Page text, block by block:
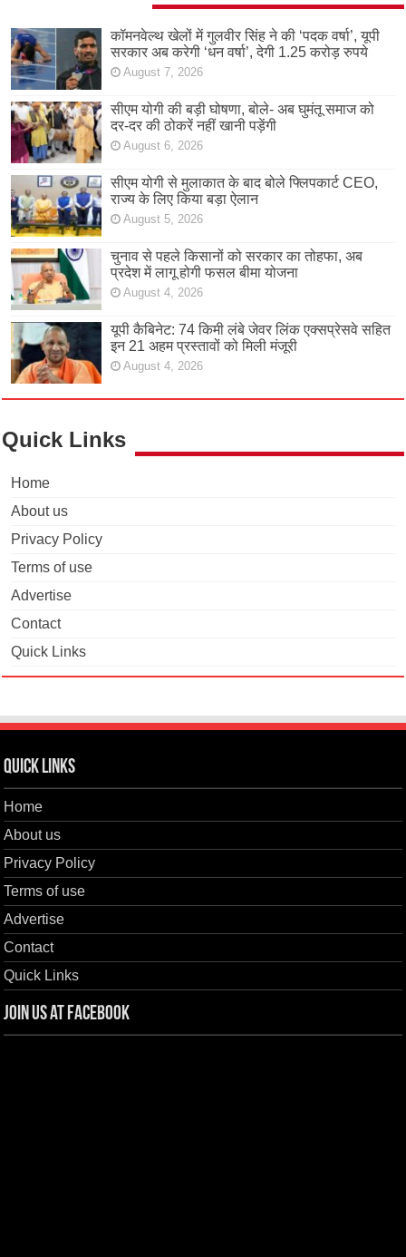
कॉमनवेल्थ खेलों में गुलवीर सिंह ने की ‘पदक वर्षा’, यूपी
सरकार अब करेगी ‘धन वर्षा’, देगी 1.25 करोड़ रुपये
August 7, 2026
सीएम योगी की बड़ी घोषणा, बोले- अब घुमंतू समाज को
दर-दर की ठोकरें नहीं खानी पड़ेंगी
August 6, 2026
सीएम योगी से मुलाकात के बाद बोले फ्लिपकार्ट CEO,
राज्य के लिए किया बड़ा ऐलान
August 5, 2026
चुनाव से पहले किसानों को सरकार का तोहफा, अब
प्रदेश में लागू होगी फसल बीमा योजना
August 4, 2026
यूपी कैबिनेट: 74 किमी लंबे जेवर लिंक एक्सप्रेसवे सहित
इन 21 अहम प्रस्तावों को मिली मंजूरी
August 4, 2026
Quick Links
Home
About us
Privacy Policy
Terms of use
Advertise
Contact
Quick Links
Quick Links
Home
About us
Privacy Policy
Terms of use
Advertise
Contact
Quick Links
Join us at Facebook